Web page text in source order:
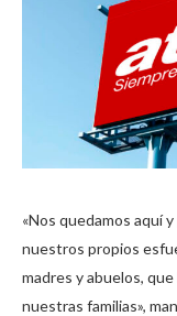
«Nos quedamos aquí
nuestros propios
madres y abuelos,
nuestras familias»,